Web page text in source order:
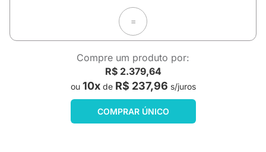
=
Compre um produto por:
R$ 2.379,64
ou 10xde R$ 237,96 s/juros
COMPRAR ÚNICO